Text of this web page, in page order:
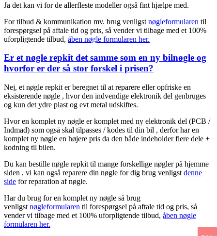
Ja det kan vi for de allerfleste modeller også fint hjælpe med.
For tilbud & kommunikation mv. brug venligst nøgleformularen til
forespørgsel på aftale tid og pris, så vender vi tilbage med et 100%
uforpligtende tilbud, åben nøgle formularen her.
Er et nøgle repkit det samme som en ny bilnøgle og
hvorfor er der så stor forskel i prisen?
Nej, et nøgle repkit er beregnet til at reparere eller opfriske en
eksisterende nøgle , hvor den indvendige elektronik del genbruges
og kun det ydre plast og evt metal udskiftes.
Hvor en komplet ny nøgle er komplet med ny elektronik del (PCB /
Indmad) som også skal tilpasses / kodes til din bil , derfor har en
komplet ny nøgle en højere pris da den både indeholder flere dele +
kodning til bilen.
Du kan bestille nøgle repkit til mange forskellige nøgler på hjemme
siden , vi kan også reparere din nøgle for dig brug venligst denne
side for reparation af nøgle.
Har du brug for en komplet ny nøgle så brug
venligst nøgleformularen til forespørgsel på aftale tid og pris, så
vender vi tilbage med et 100% uforpligtende tilbud, åben nøgle
formularen her.